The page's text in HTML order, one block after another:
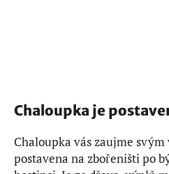
Chaloupka je
Chaloupka vás zaujme
postavena na zbořeništi po